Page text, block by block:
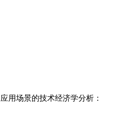
用场景的技术经济学分析：